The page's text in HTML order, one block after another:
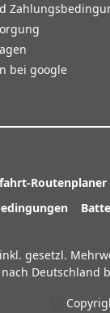
bei google
Routenplaner
gesetzl.
Deutschland